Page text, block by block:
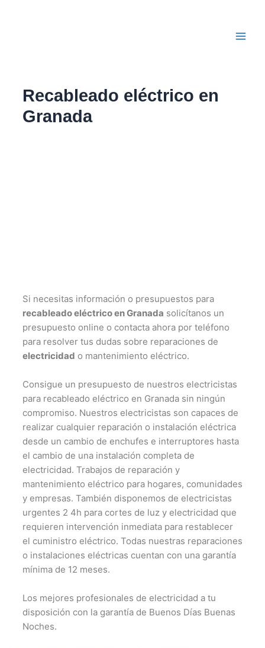
Recableado eléctrico en
Granada
Si necesitas información o presupuestos para
recableado eléctrico en Granada solicítanos un
presupuesto online o contacta ahora por teléfono
para resolver tus dudas sobre reparaciones de
electricidad o mantenimiento eléctrico.
Consigue un presupuesto de nuestros electricistas
para recableado eléctrico en Granada sin ningún
compromiso. Nuestros electricistas son capaces de
realizar cualquier reparación o instalación eléctrica
desde un cambio de enchufes e interruptores hasta
el cambio de una instalación completa de
electricidad. Trabajos de reparación y
mantenimiento eléctrico para hogares, comunidades
y empresas. También disponemos de electricistas
urgentes 2 4h para cortes de luz y electricidad que
requieren intervención inmediata para restablecer
el cuministro eléctrico. Todas nuestras reparaciones
o instalaciones eléctricas cuentan con una garantía
mínima de 12 meses.
Los mejores profesionales de electricidad a tu
disposición con la garantía de Buenos Días Buenas
Noches.